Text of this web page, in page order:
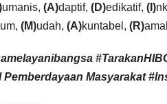
umanis, (A)daptif, (D)edikatif, (I)
(M)udah, (A)kuntabel, (R)
#Taraka
Masyarakat